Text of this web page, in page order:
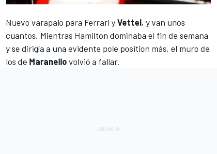
Nuevo varapalo para Ferrari yVettel, y van unos
cuantos. Mientras Hamilton dominaba el fin de semana
y se dirigía a una evidente pole position más, el muro de
los de Maranellovolvió a fallar.